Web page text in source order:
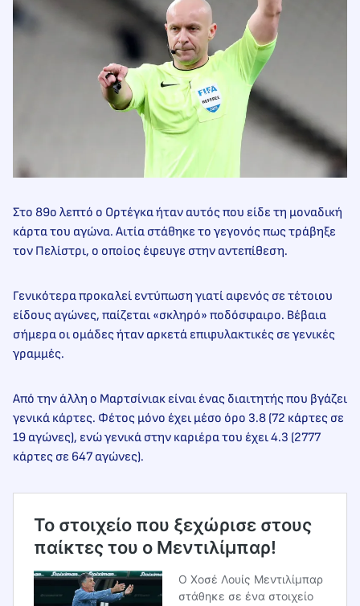
Στο 89ο λεπτό ο Ορτέγκα ήταν αυτός που είδε τη μοναδική
κάρτα του αγώνα. Αιτία στάθηκε το γεγονός πως τράβηξε
τον Πελίστρι, ο οποίος έφευγε στην αντεπίθεση.
Γενικότερα προκαλεί εντύπωση γιατί αφενός σε τέτοιου
είδους αγώνες, παίζεται «σκληρό» ποδόσφαιρο. Βέβαια
σήμερα οι ομάδες ήταν αρκετά επιφυλακτικές σε γενικές
γραμμές.
Από την άλλη ο Μαρτσίνιακ είναι ένας διαιτητής που βγάζει
γενικά κάρτες. Φέτος μόνο έχει μέσο όρο 3.8 (72 κάρτες σε
19 αγώνες), ενώ γενικά στην καριέρα του έχει 4.3 (2777
κάρτες σε 647 αγώνες).
Το στοιχείο που ξεχώρισε στους
παίκτες του ο Μεντιλίμπαρ!
Ο Χοσέ Λουίς Μεντιλίμπαρ
στάθηκε σε ένα στοιχείο